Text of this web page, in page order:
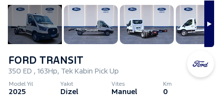
FORD TRANSIT
350 ED , 163Hp, Tek Kabin Pick Up
Model Yıl
2025
Yakıt
Dizel
Vites
Manuel
Km
0